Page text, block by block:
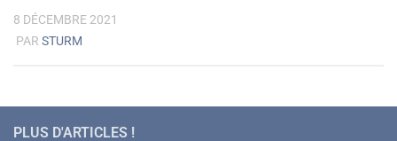
8 DÉCEMBRE 2021
PAR STURM
PLUS D'ARTICLES !